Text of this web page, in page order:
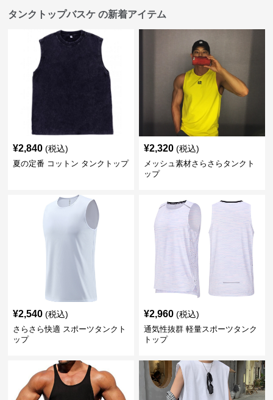
タンクトップバスケ の新着アイテム
¥2,840 (税込)
夏の定番 コットン タンクトップ
¥2,320 (税込)
メッシュ素材さらさらタンクト
ップ
¥2,540 (税込)
さらさら快適 スポーツタンクト
ップ
¥2,960 (税込)
通気性抜群 軽量スポーツタンク
トップ